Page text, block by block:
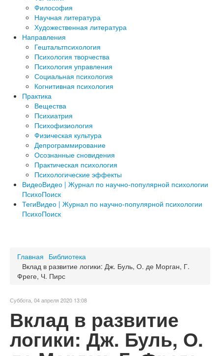
Философия
Научная литература
Художественная литература
Направления
Гештальтпсихология
Психология творчества
Психология управления
Социальная психология
Когнитивная психология
Практика
Вещества
Психиатрия
Психофизиология
Физическая культура
Депрограммирование
Осознанные сновидения
Практическая психология
Психологические эффекты
ВидеоВидео | Журнал по научно-популярной психологии
ПсихоПоиск
ТегиВидео | Журнал по научно-популярной психологии
ПсихоПоиск
Главная Библиотека
Вклад в развитие логики: Дж. Буль, О. де Морган, Г.
Фреге, Ч. Пирс
Суббота, 04 апреля 2020 13:08
Вклад в развитие
логики: Дж. Буль, О.